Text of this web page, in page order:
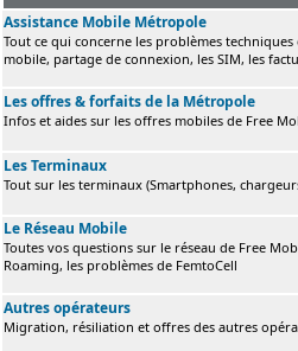
Assistance Mobile Métropole
Tout ce qui concerne les problèmes
mobile, partage de connexion, les SIM, les
Les offres & forfaits de la Métropole
Infos et aides sur les offres mobiles de Free
Les Terminaux
Tout sur les terminaux (Smartphones,
Le Réseau Mobile
Toutes vos questions sur le réseau de Free
Roaming, les problèmes de FemtoCell
Autres opérateurs
Migration, résiliation et offres des autres